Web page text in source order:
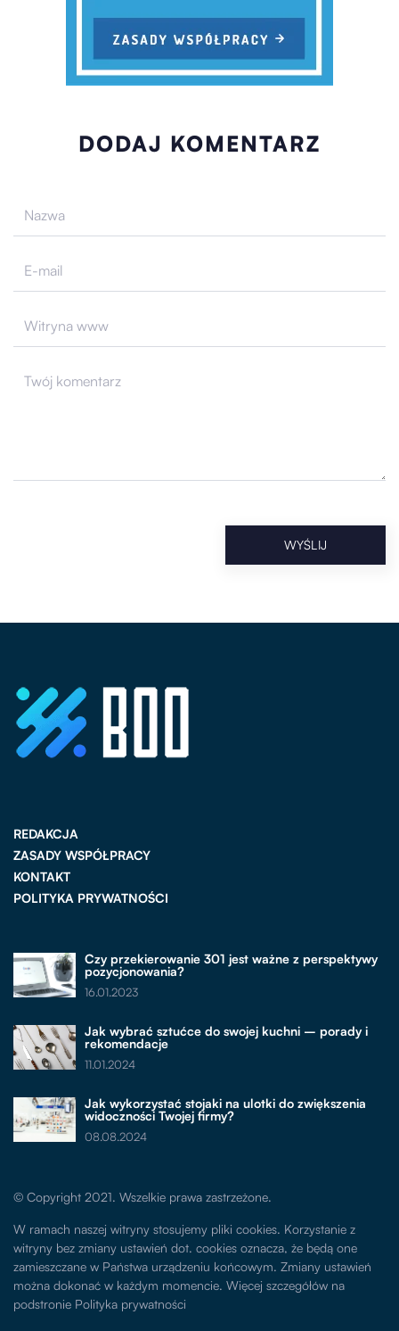
DODAJ KOMENTARZ
REDAKCJA
ZASADY WSPÓŁPRACY
KONTAKT
POLITYKA PRYWATNOŚCI
Czy przekierowanie 301 jest ważne z perspektywy
pozycjonowania?
16.01.2023
Jak wybrać sztućce do swojej kuchni – porady i
rekomendacje
11.01.2024
Jak wykorzystać stojaki na ulotki do zwiększenia
widoczności Twojej firmy?
08.08.2024
© Copyright 2021. Wszelkie prawa zastrzeżone.
W ramach naszej witryny stosujemy pliki cookies. Korzystanie z
witryny bez zmiany ustawień dot. cookies oznacza, że będą one
zamieszczane w Państwa urządzeniu końcowym. Zmiany ustawień
można dokonać w każdym momencie. Więcej szczegółów na
podstronie Polityka prywatności